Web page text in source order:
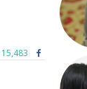
15,483